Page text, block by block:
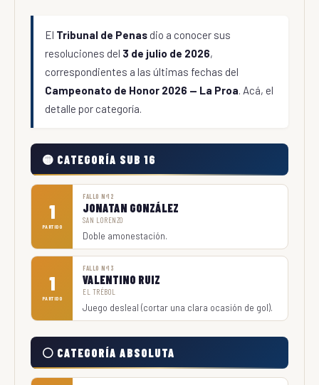
El Tribunal de Penas dio a conocer sus
resoluciones del 3 de julio de 2026,
correspondientes a las últimas fechas del
Campeonato de Honor 2026 — La Proa. Acá, el
detalle por categoría.
🟡 CATEGORÍA SUB 16
1
PARTIDO
FALLO Nº12
JONATAN GONZÁLEZ
SAN LORENZO
Doble amonestación.
1
PARTIDO
FALLO Nº13
VALENTINO RUIZ
EL TRÉBOL
Juego desleal (cortar una clara ocasión de gol).
⚪ CATEGORÍA ABSOLUTA